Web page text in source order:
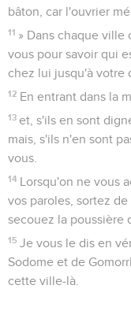
bâton, car l'ouvrier
11 » Dans chaque
vous pour savoir qui
chez lui jusqu'à votre
12 En entrant dans la
13 et, s'ils en sont
mais, s'ils n'en sont
vous.
14 Lorsqu'on ne vous
vos paroles, sortez
secouez la poussière
15 Je vous le dis en
Sodome et de
cette ville-là.